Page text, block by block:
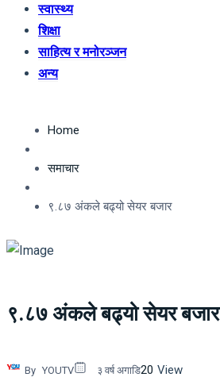
स्वास्थ्य
शिक्षा
साहित्य र मनोरञ्जन
अन्य
Home
समाचार
९.८७ अंकले बढ्यो सेयर बजार
९.८७ अंकले बढ्यो सेयर बजार
By YOUTV ३ वर्ष अगाडि20 View